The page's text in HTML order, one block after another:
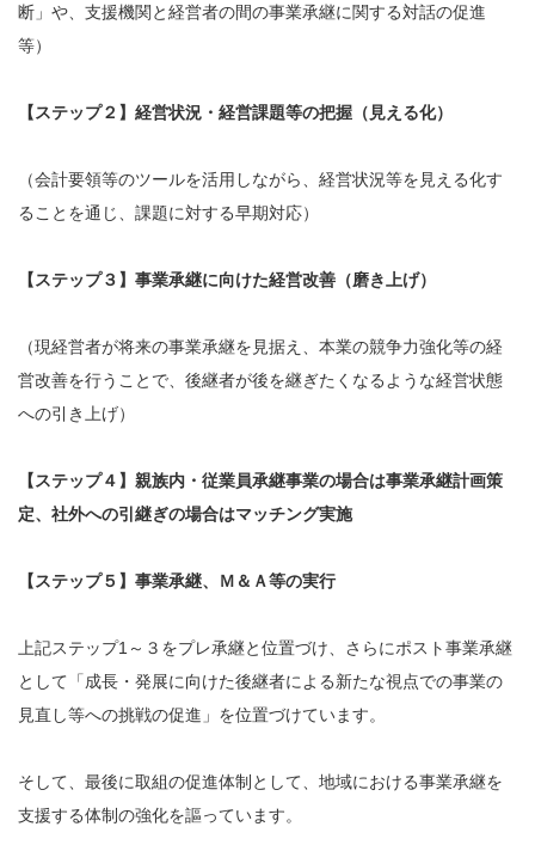
断」や、支援機関と経営者の間の事業承継に関する対話の促進
等）
【ステップ２】経営状況・経営課題等の把握（見える化）
（会計要領等のツールを活用しながら、経営状況等を見える化す
ることを通じ、課題に対する早期対応）
【ステップ３】事業承継に向けた経営改善（磨き上げ）
（現経営者が将来の事業承継を⾒据え、本業の競争⼒強化等の経
営改善を⾏うことで、後継者が後を継ぎたくなるような経営状態
への引き上げ）
【ステップ４】親族内・従業員承継事業の場合は事業承継計画策
定、社外への引継ぎの場合はマッチング実施
【ステップ５】事業承継、Ｍ＆Ａ等の実行
上記ステップ1～３をプレ承継と位置づけ、さらにポスト事業承継
として「成長・発展に向けた後継者による新たな視点での事業の
見直し等への挑戦の促進」を位置づけています。
そして、最後に取組の促進体制として、地域における事業承継を
支援する体制の強化を謳っています。